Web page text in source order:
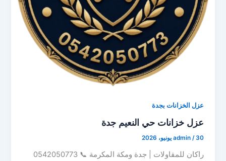
عزل الخزانات بجدة
عزل خزانات حي النعيم جدة
admin /30 يونيو، 2026
راكان للمقاولات | جدة ومكة المكرمة 📞 0542050773